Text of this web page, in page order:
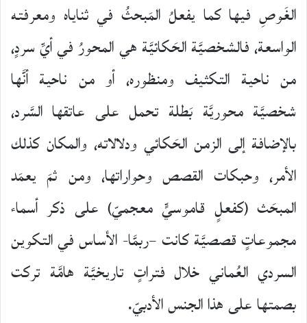
الغَوصِ فيها كما يفعلُ المَبحثُ في ثناياه ومعرفته
الواسعة، فالشخصيَّة الحَكائيَّة هي المحورُ في أيِّ سردٍ،
من ناحية التكثيف ومنظوره، أو من ناحية أنَّها
شخصيَّة محوريَّة بَطلة تحمل على عاتقها السَّرد،
بالإضافة إلى الزمن الحَكائي ودلالاته، والمكان كذلك
الأمر، وحبكات القصص وحواراتها، ومن ثمَ يعمَد
المبحَث (كفعلٍ قاموسيٍّ معجميّ) على ذكر أسماء
مجموعاتٍ قصصيَّة كانت –ربمَّا- الأساس في التكوين
السردي العُماني خلال فتراتٍ تاريخيَّة هامَّة تركت
بصمتها على هذا الجنس الأدبيّ.